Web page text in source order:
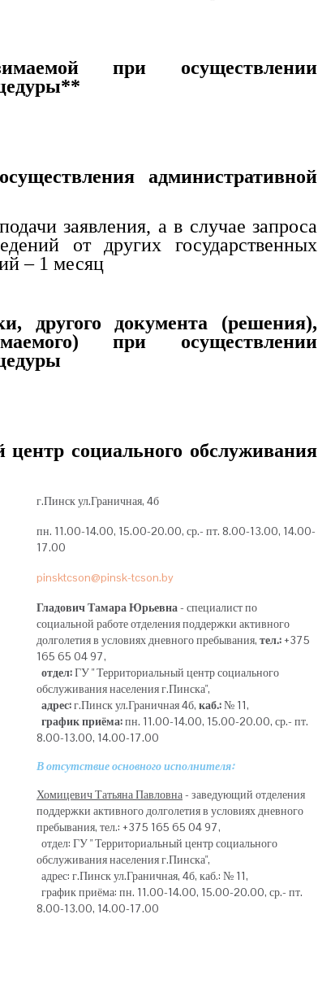
при осуществлении
административной
заявления, а в случае запроса
от других государственных
– 1 месяц
другого документа (решения),
при осуществлении
социального обслуживания
г.Пинск ул.Граничная, 4б
пн. 11.00-14.00, 15.00-20.00, ср.- пт. 8.00-13.00, 14.00-
17.00
pinsktcson@pinsk-tcson.by
Гладович Тамара Юрьевна- специалист по
социальной работе отделения поддержки активного
долголетия в условиях дневного пребывания, тел.:+375
165 65 04 97,
отдел:ГУ " Территориальный центр социального
обслуживания населения г.Пинска",
адрес:г.Пинск ул.Граничная 4б, каб.:№ 11,
график приёма:пн. 11.00-14.00, 15.00-20.00, ср.- пт.
8.00-13.00, 14.00-17.00
В отсутствие основного исполнителя:
Хомицевич Татьяна Павловна- заведующий отделения
поддержки активного долголетия в условиях дневного
пребывания, тел.: +375 165 65 04 97,
отдел: ГУ " Территориальный центр социального
обслуживания населения г.Пинска",
адрес: г.Пинск ул.Граничная, 4б, каб.: № 11,
график приёма: пн. 11.00-14.00, 15.00-20.00, ср.- пт.
8.00-13.00, 14.00-17.00